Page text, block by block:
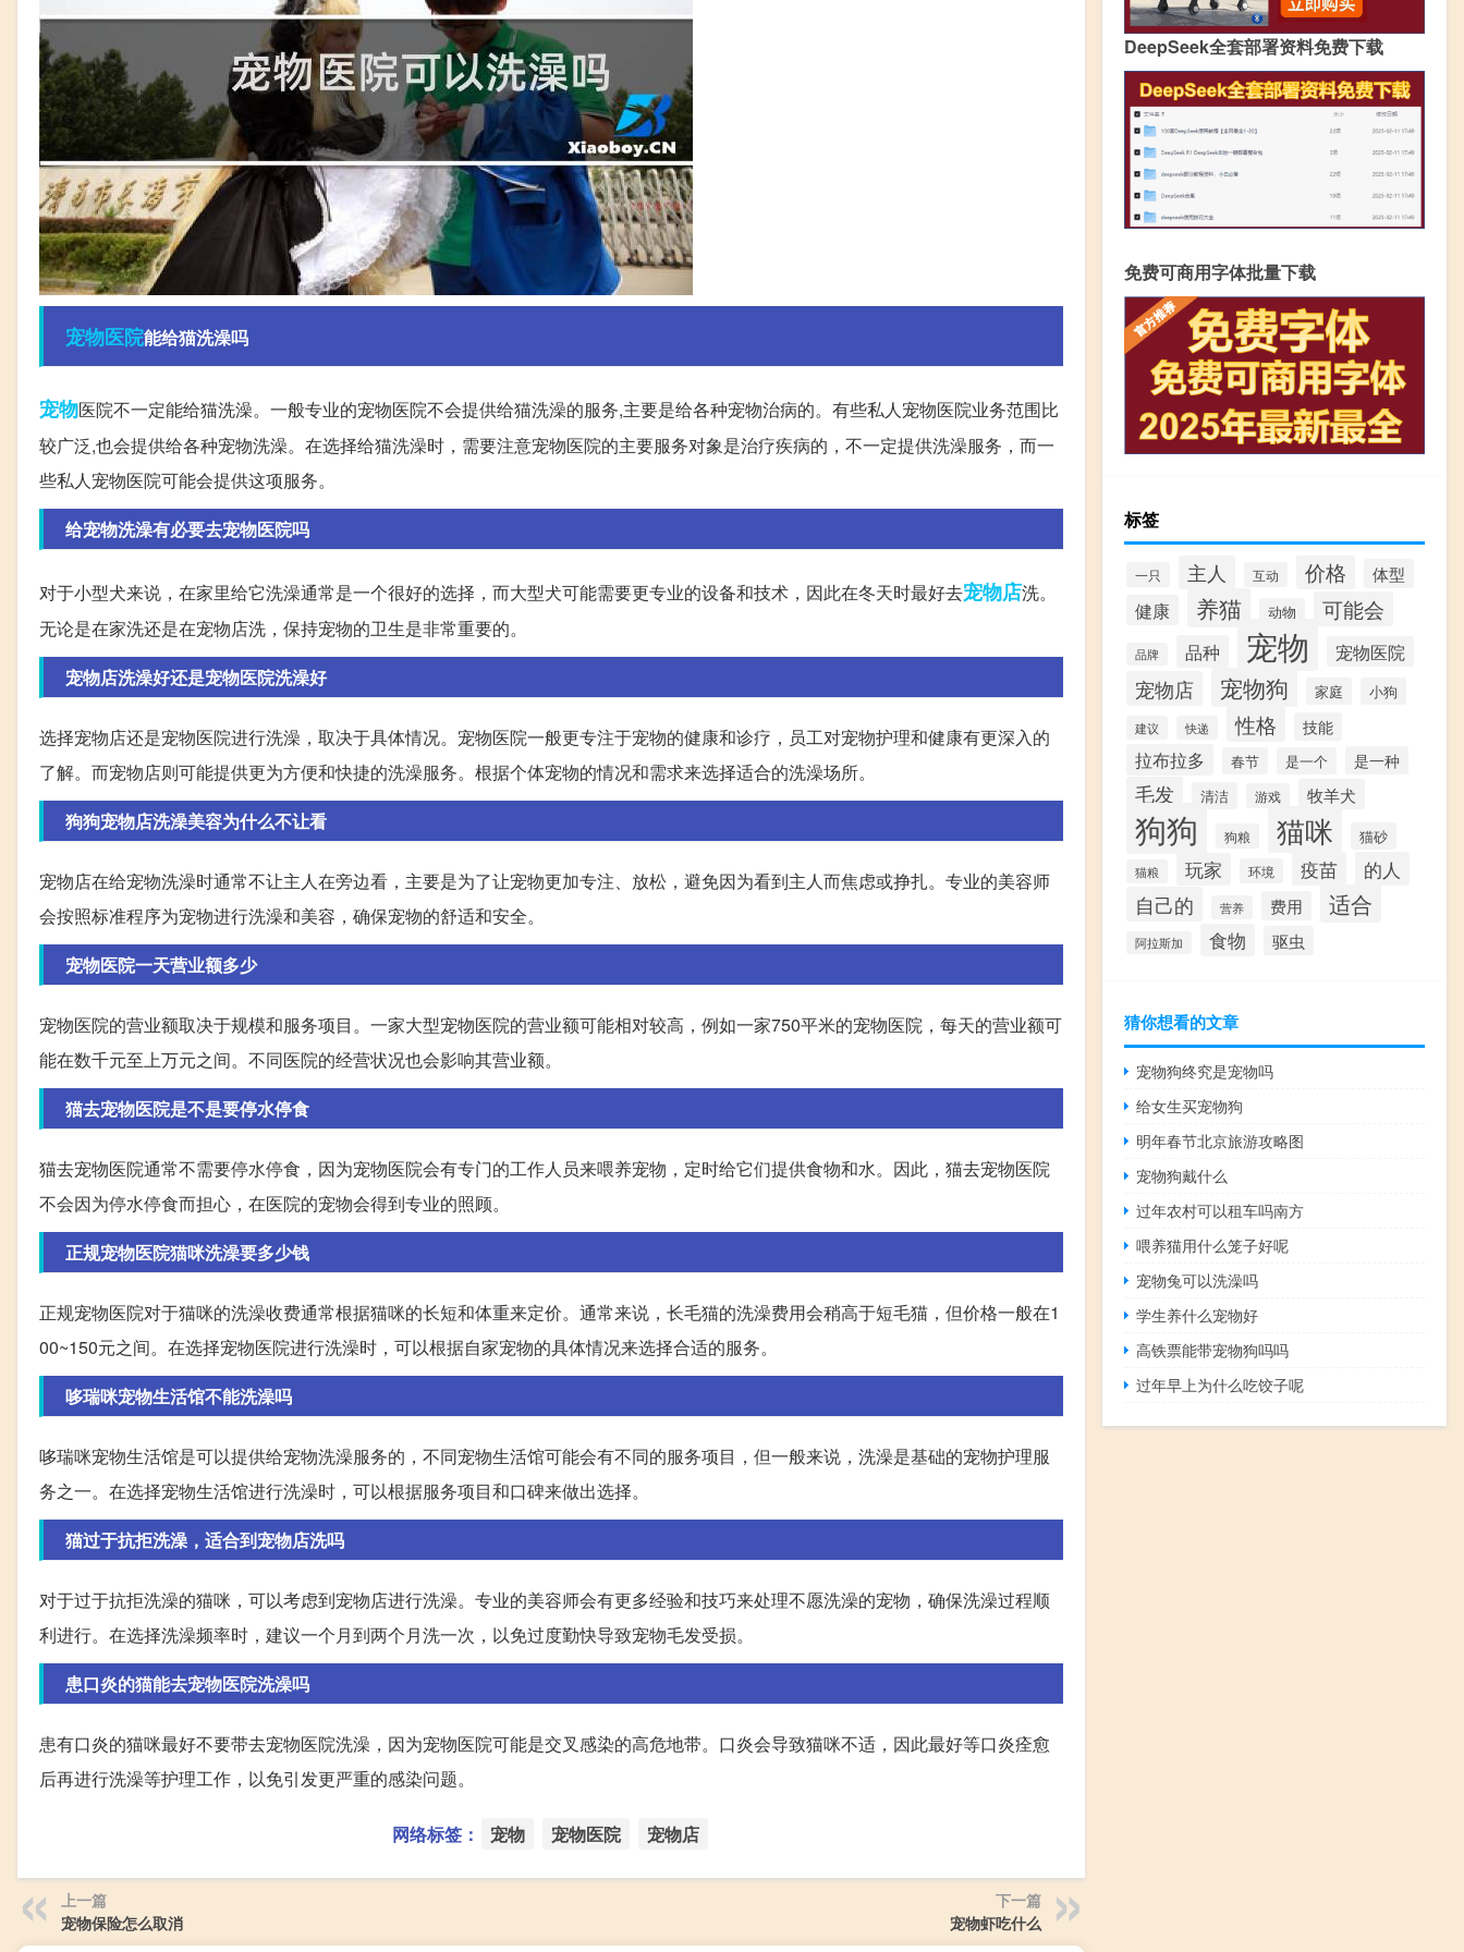
宠物医院能给猫洗澡吗
宠物医院不一定能给猫洗澡。一般专业的宠物医院不会提供给猫洗澡的服务,主要是给各种宠物治病的。有些私人宠物医院业务范围比
较广泛,也会提供给各种宠物洗澡。在选择给猫洗澡时，需要注意宠物医院的主要服务对象是治疗疾病的，不一定提供洗澡服务，而一
些私人宠物医院可能会提供这项服务。
给宠物洗澡有必要去宠物医院吗
对于小型犬来说，在家里给它洗澡通常是一个很好的选择，而大型犬可能需要更专业的设备和技术，因此在冬天时最好去宠物店洗。
无论是在家洗还是在宠物店洗，保持宠物的卫生是非常重要的。
宠物店洗澡好还是宠物医院洗澡好
选择宠物店还是宠物医院进行洗澡，取决于具体情况。宠物医院一般更专注于宠物的健康和诊疗，员工对宠物护理和健康有更深入的
了解。而宠物店则可能提供更为方便和快捷的洗澡服务。根据个体宠物的情况和需求来选择适合的洗澡场所。
狗狗宠物店洗澡美容为什么不让看
宠物店在给宠物洗澡时通常不让主人在旁边看，主要是为了让宠物更加专注、放松，避免因为看到主人而焦虑或挣扎。专业的美容师
会按照标准程序为宠物进行洗澡和美容，确保宠物的舒适和安全。
宠物医院一天营业额多少
宠物医院的营业额取决于规模和服务项目。一家大型宠物医院的营业额可能相对较高，例如一家750平米的宠物医院，每天的营业额可
能在数千元至上万元之间。不同医院的经营状况也会影响其营业额。
猫去宠物医院是不是要停水停食
猫去宠物医院通常不需要停水停食，因为宠物医院会有专门的工作人员来喂养宠物，定时给它们提供食物和水。因此，猫去宠物医院
不会因为停水停食而担心，在医院的宠物会得到专业的照顾。
正规宠物医院猫咪洗澡要多少钱
正规宠物医院对于猫咪的洗澡收费通常根据猫咪的长短和体重来定价。通常来说，长毛猫的洗澡费用会稍高于短毛猫，但价格一般在1
00~150元之间。在选择宠物医院进行洗澡时，可以根据自家宠物的具体情况来选择合适的服务。
哆瑞咪宠物生活馆不能洗澡吗
哆瑞咪宠物生活馆是可以提供给宠物洗澡服务的，不同宠物生活馆可能会有不同的服务项目，但一般来说，洗澡是基础的宠物护理服
务之一。在选择宠物生活馆进行洗澡时，可以根据服务项目和口碑来做出选择。
猫过于抗拒洗澡，适合到宠物店洗吗
对于过于抗拒洗澡的猫咪，可以考虑到宠物店进行洗澡。专业的美容师会有更多经验和技巧来处理不愿洗澡的宠物，确保洗澡过程顺
利进行。在选择洗澡频率时，建议一个月到两个月洗一次，以免过度勤快导致宠物毛发受损。
患口炎的猫能去宠物医院洗澡吗
患有口炎的猫咪最好不要带去宠物医院洗澡，因为宠物医院可能是交叉感染的高危地带。口炎会导致猫咪不适，因此最好等口炎痊愈
后再进行洗澡等护理工作，以免引发更严重的感染问题。
网络标签： 宠物 宠物医院 宠物店
上一篇
宠物保险怎么取消
下一篇
宠物虾吃什么
DeepSeek全套部署资料免费下载
免费可商用字体批量下载
标签
一只 主人 互动 价格 体型
健康 养猫 动物 可能会
品牌 品种 宠物 宠物医院
宠物店 宠物狗 家庭 小狗
建议 快递 性格 技能
拉布拉多 春节 是一个 是一种
毛发 清洁 游戏 牧羊犬
狗狗 狗粮 猫咪 猫砂
猫粮 玩家 环境 疫苗 的人
自己的 营养 费用 适合
阿拉斯加 食物 驱虫
猜你想看的文章
宠物狗终究是宠物吗
给女生买宠物狗
明年春节北京旅游攻略图
宠物狗戴什么
过年农村可以租车吗南方
喂养猫用什么笼子好呢
宠物兔可以洗澡吗
学生养什么宠物好
高铁票能带宠物狗吗吗
过年早上为什么吃饺子呢